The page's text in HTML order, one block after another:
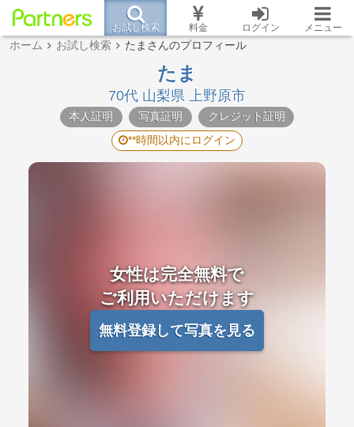
お試し検索 料金 ログイン メニュー
ホーム お試し検索 たまさんのプロフィール
たま
70代 山梨県 上野原市
本人証明 写真証明
クレジット証明
**時間以内にログイン
女性は完全無料で
ご利用いただけます
無料登録して写真を見る